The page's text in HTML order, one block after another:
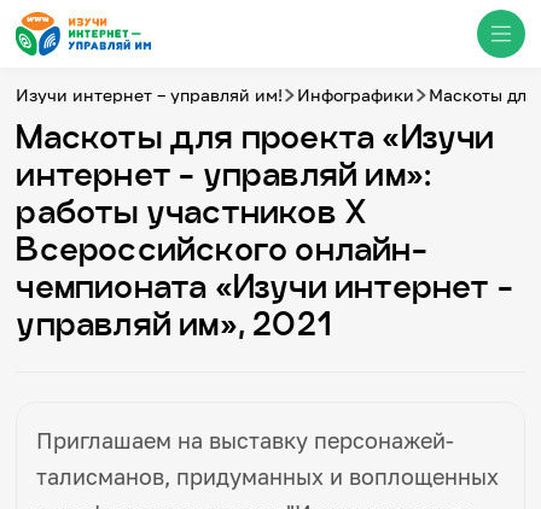
Медиацентр
О проекте
Новости
Фотогалерея
Видео
Презентации
События
Изучи интернет – управляй им! Инфографики Маскоты для
Маскоты для проекта «Изучи
интернет - управляй им»:
работы участников X
Всероссийского онлайн-
чемпионата «Изучи интернет -
управляй им», 2021
Приглашаем на выставку персонажей-
талисманов, придуманных и воплощенных